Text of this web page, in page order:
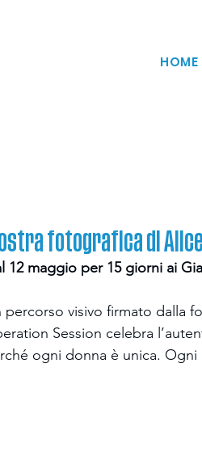
HOME
fotografica di
12 maggio per 15 giorni ai
percorso visivo firmato dalla
Session celebra
ogni donna è unica. Ogni